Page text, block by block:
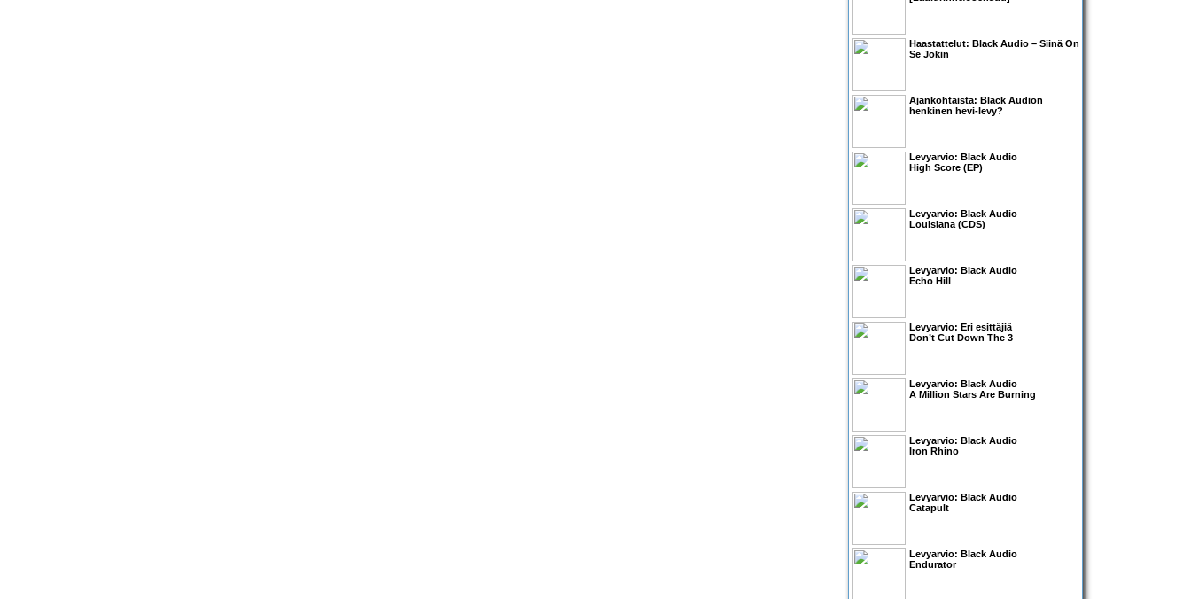
Haastattelut: Black Audio – Siinä On
Se Jokin
Ajankohtaista: Black Audion
henkinen hevi-levy?
Levyarvio: Black Audio
High Score (EP)
Levyarvio: Black Audio
Louisiana (CDS)
Levyarvio: Black Audio
Echo Hill
Levyarvio: Eri esittäjiä
Don’t Cut Down The 3
Levyarvio: Black Audio
A Million Stars Are Burning
Levyarvio: Black Audio
Iron Rhino
Levyarvio: Black Audio
Catapult
Levyarvio: Black Audio
Endurator